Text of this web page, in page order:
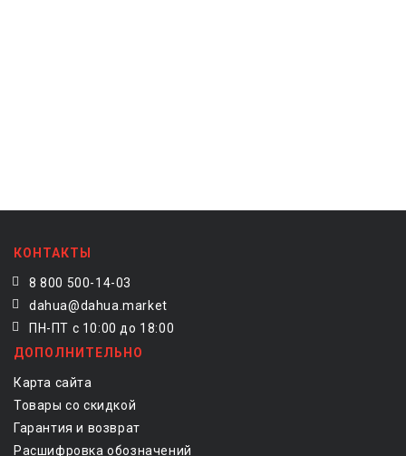
КОНТАКТЫ
8 800 500-14-03
dahua@dahua.market
ПН-ПТ с 10:00 до 18:00
ДОПОЛНИТЕЛЬНО
Карта сайта
Товары со скидкой
Гарантия и возврат
Расшифровка обозначений